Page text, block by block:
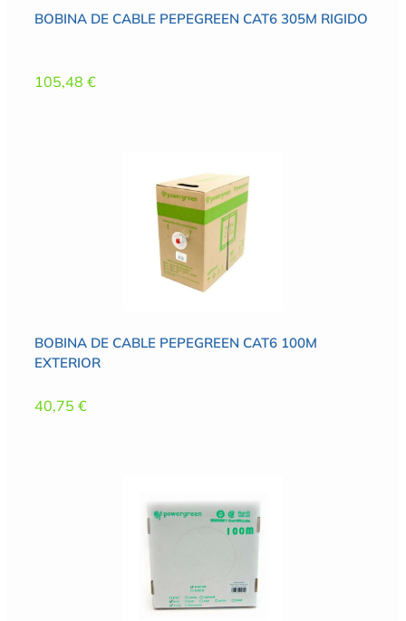
BOBINA DE CABLE PEPEGREEN CAT6 305M RIGIDO
105,48 €
BOBINA DE CABLE PEPEGREEN CAT6 100M
EXTERIOR
40,75 €